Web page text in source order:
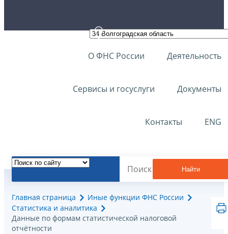
О ФНС России Деятельность
Сервисы и госуслуги Документы
Контакты ENG
Найти
Главная страница
Иные функции ФНС России
Статистика и аналитика
Данные по формам статистической налоговой
отчётности